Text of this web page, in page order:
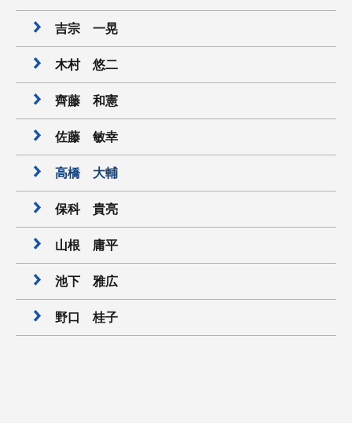
吉宗 一晃
木村 悠二
齊藤 和憲
佐藤 敏幸
高橋 大輔
保科 貴亮
山根 庸平
池下 雅広
野口 桂子